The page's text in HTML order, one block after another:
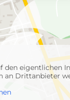
den eigentlichen
an Drittanbieter